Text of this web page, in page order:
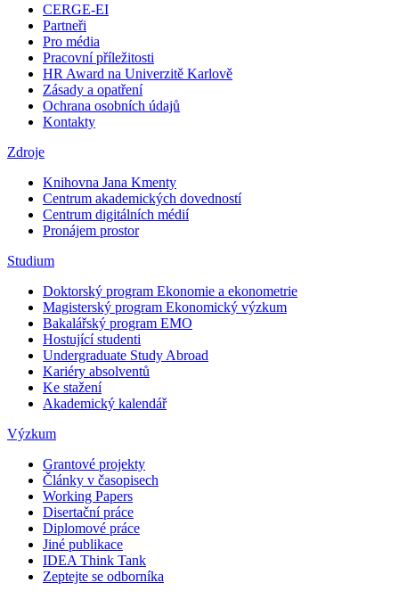
CERGE-EI
Partneři
Pro média
Pracovní příležitosti
HR Award na Univerzitě Karlově
Zásady a opatření
Ochrana osobních údajů
Kontakty
Zdroje
Knihovna Jana Kmenty
Centrum akademických dovedností
Centrum digitálních médií
Pronájem prostor
Studium
Doktorský program Ekonomie a ekonometrie
Magisterský program Ekonomický výzkum
Bakalářský program EMO
Hostující studenti
Undergraduate Study Abroad
Kariéry absolventů
Ke stažení
Akademický kalendář
Výzkum
Grantové projekty
Články v časopisech
Working Papers
Disertační práce
Diplomové práce
Jiné publikace
IDEA Think Tank
Zeptejte se odborníka